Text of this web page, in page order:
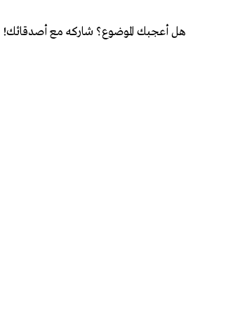
هل أعجبك الموضوع؟ شاركه مع أصدقائك!